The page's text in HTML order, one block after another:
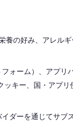
養の好み、アレル
ォーム）、アプリ
ッキー、国・アプリ
ダーを通じてサブ